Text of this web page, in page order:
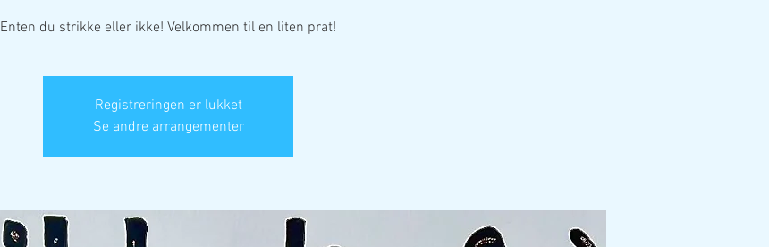
Enten du strikke eller ikke! Velkommen til en liten prat!
Registreringen er lukket
Se andre arrangementer